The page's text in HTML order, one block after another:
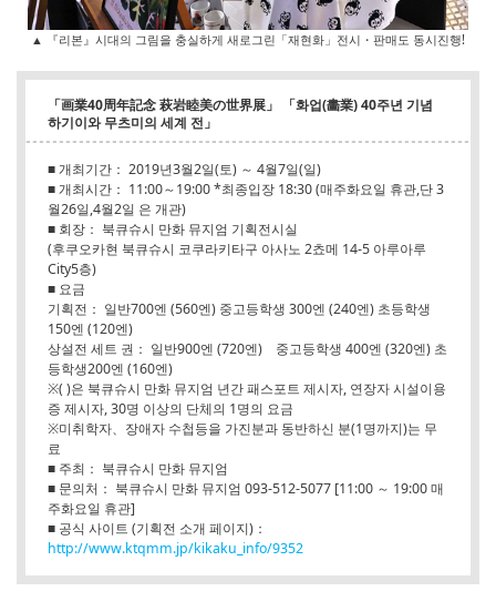
▲ 『리본』시대의 그림을 충실하게 새로그린「재현화」전시・판매도 동시진행!
「画業40周年記念 萩岩睦美の世界展」 「화업(畵業) 40주년 기념
하기이와 무츠미의 세계 전」
■ 개최기간： 2019년3월2일(토) ～ 4월7일(일)
■ 개최시간： 11:00～19:00 *최종입장 18:30 (매주화요일 휴관,단 3
월26일,4월2일 은 개관)
■ 회장： 북큐슈시 만화 뮤지엄 기획전시실
(후쿠오카현 북큐슈시 코쿠라키타구 아사노 2쵸메 14-5 아루아루
City5층)
■ 요금
기획전： 일반700엔 (560엔) 중고등학생 300엔 (240엔) 초등학생
150엔 (120엔)
상설전 세트 권： 일반900엔 (720엔) 중고등학생 400엔 (320엔) 초
등학생200엔 (160엔)
※( )은 북큐슈시 만화 뮤지엄 년간 패스포트 제시자, 연장자 시설이용
증 제시자, 30명 이상의 단체의 1명의 요금
※미취학자、장애자 수첩등을 가진분과 동반하신 분(1명까지)는 무
료
■ 주최： 북큐슈시 만화 뮤지엄
■ 문의처： 북큐슈시 만화 뮤지엄 093-512-5077 [11:00 ～ 19:00 매
주화요일 휴관]
■ 공식 사이트 (기획전 소개 페이지)：
http://www.ktqmm.jp/kikaku_info/9352